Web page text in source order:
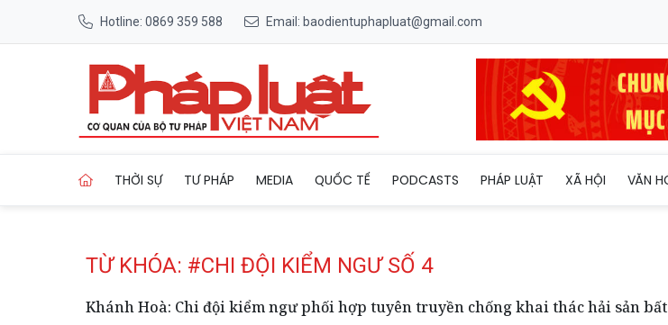
Hotline: 0869 359 588 Email: baodientuphapluat@gmail.com
THỜI SỰ TƯ PHÁP MEDIA QUỐC TẾ PODCASTS PHÁP LUẬT XÃ HỘI VĂN
TỪ KHÓA: #CHI ĐỘI KIỂM NGƯ SỐ 4
Khánh Hoà: Chi đội kiểm ngư phối hợp tuyên truyền chống khai thác hải sản